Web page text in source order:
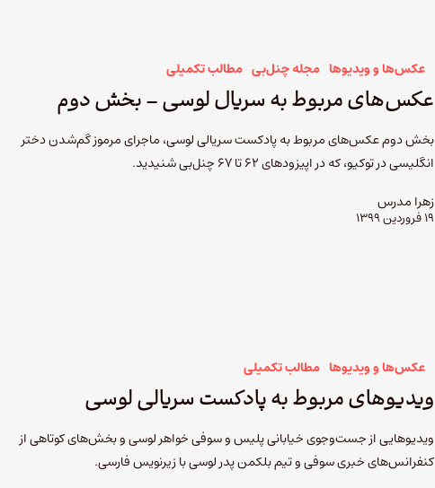
عکس‌ها و ویدیوها مجله چنل‌بی مطالب تکمیلی
عکس‌های مربوط به سریال لوسی – بخش دوم
بخش دوم عکس‌های مربوط به پادکست سریالی لوسی، ماجرای مرموز گم‌شدن دختر
انگلیسی در توکیو، که در اپیزودهای ۶۲ تا ۶۷ چنل‌بی شنیدید.
زهرا مدرس
۱۹ فروردین ۱۳۹۹
عکس‌ها و ویدیوها مطالب تکمیلی
ویدیوهای مربوط به پادکست سریالی لوسی
ویدیوهایی از جست‌وجوی خیابانی پلیس و سوفی خواهر لوسی و بخش‌های کوتاهی از
کنفرانس‌های خبری سوفی و تیم بلکمن پدر لوسی با زیرنویس فارسی.